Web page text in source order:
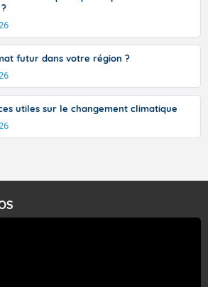
futur dans votre région ?
utiles sur le changement climatique